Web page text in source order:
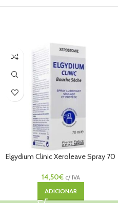
Elgydium Clinic Xeroleave Spray 70
14,50€ c/ IVA
ADICIONAR